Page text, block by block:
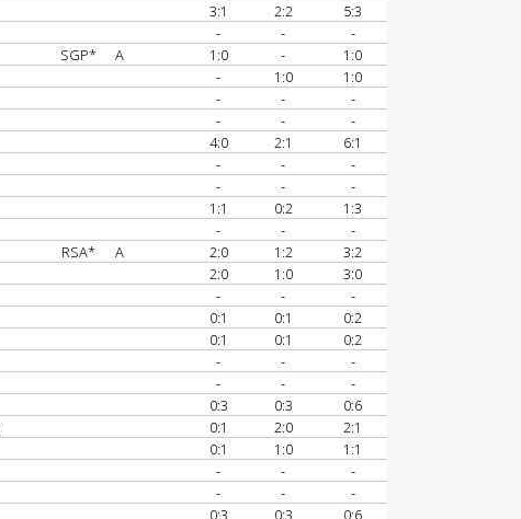
3:1 2:2
5:3
- -
-
SGP* A 1:0 -
1:0
- 1:0
1:0
- -
-
- -
-
4:0 2:1
6:1
- -
-
- -
-
1:1 0:2
1:3
- -
-
RSA* A 2:0 1:2
3:2
2:0 1:0
3:0
- -
-
0:1 0:1
0:2
0:1 0:1
0:2
- -
-
- -
-
0:3 0:3
0:6
0:1 2:0
2:1
0:1 1:0
1:1
- -
-
- -
-
0:3 0:3 0:6